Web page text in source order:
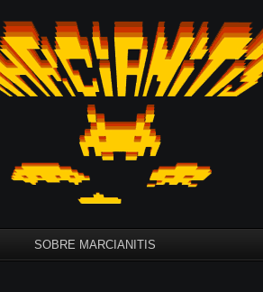
SOBRE MARCIANITIS